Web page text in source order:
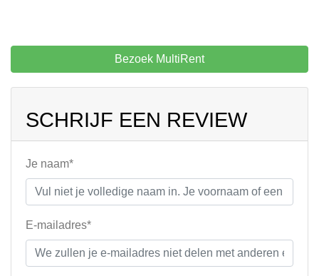
Bezoek MultiRent
SCHRIJF EEN REVIEW
Je naam*
E-mailadres*